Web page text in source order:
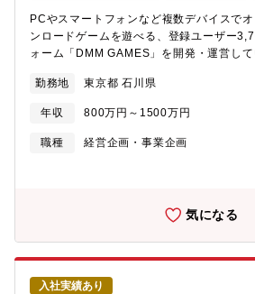
環境や仕組みづくりに取り組んでいます。
を先導する「キッズ・ファースト企業」と
3歳未満の子をもつ従業員を対象に「男性
業完全取得」を推進しています。男性育休
スマートデバイスを導入し、業務効率・情
ス】 ▽決算期 ▽売上 ▽経常利益 2026 年 1 月期 ---
-4,197,922百万円 ----327,800百万円
年数 16.2年、平均年間給与 9,071,924円
https://www.sekisuihouse.co.jp/
PCやスマートフォンなど複数デバイスで
ンロードゲームを遊べる、登録ユーザー
ォーム「DMM GAMES」を開発・運営し
ビジネスの更なるグロースの責任を担うポ
す。【業務内容】・新規タイトルやIP、サ
げ・外部ディベロッパーやクリエイターと
約締結・プロジェクト予算の策定と管理・
ト・マーケティング戦略の策定（専任チー
想定しています。スキルセットやご経験を
整させていただきます。【企業について】
業であり、国内最大級のオンラインゲーム
「DMM GAMES」を運営する同社。サー
を迎え安定的な収益を維持しているものの
勤務地 東京都 石川県
年収 800万円～1500万円
職種
経営企画・事業企画
気になる
入社実績あり